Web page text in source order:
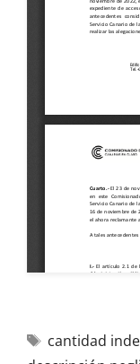
cantidad